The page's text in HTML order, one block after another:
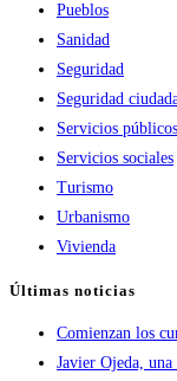
Pueblos
Sanidad
Seguridad
Seguridad
Servicios públicos
Servicios sociales
Turismo
Urbanismo
Vivienda
Últimas noticias
Comienzan los
Javier Ojeda, una